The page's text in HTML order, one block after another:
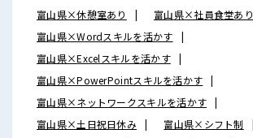
富山県×休憩室あり
富山県×社員食堂あり
富山県×Wordスキルを活かす
富山県×Excelスキルを活かす
富山県×PowerPointスキルを活かす
富山県×ネットワークスキルを活かす
富山県×土日祝日休み
富山県×シフト制